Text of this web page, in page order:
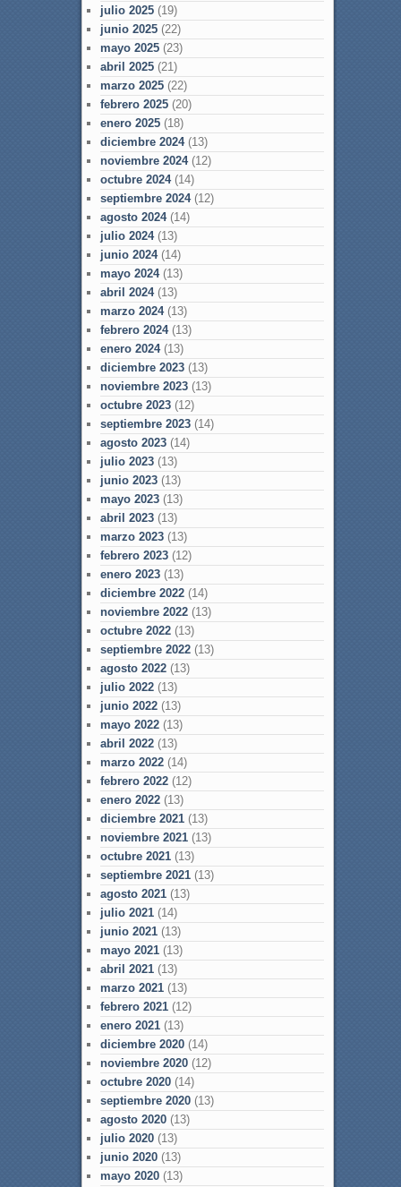
julio 2025(19)
junio 2025(22)
mayo 2025(23)
abril 2025(21)
marzo 2025(22)
febrero 2025(20)
enero 2025(18)
diciembre 2024(13)
noviembre 2024(12)
octubre 2024(14)
septiembre 2024(12)
agosto 2024(14)
julio 2024(13)
junio 2024(14)
mayo 2024(13)
abril 2024(13)
marzo 2024(13)
febrero 2024(13)
enero 2024(13)
diciembre 2023(13)
noviembre 2023(13)
octubre 2023(12)
septiembre 2023(14)
agosto 2023(14)
julio 2023(13)
junio 2023(13)
mayo 2023(13)
abril 2023(13)
marzo 2023(13)
febrero 2023(12)
enero 2023(13)
diciembre 2022(14)
noviembre 2022(13)
octubre 2022(13)
septiembre 2022(13)
agosto 2022(13)
julio 2022(13)
junio 2022(13)
mayo 2022(13)
abril 2022(13)
marzo 2022(14)
febrero 2022(12)
enero 2022(13)
diciembre 2021(13)
noviembre 2021(13)
octubre 2021(13)
septiembre 2021(13)
agosto 2021(13)
julio 2021(14)
junio 2021(13)
mayo 2021(13)
abril 2021(13)
marzo 2021(13)
febrero 2021(12)
enero 2021(13)
diciembre 2020(14)
noviembre 2020(12)
octubre 2020(14)
septiembre 2020(13)
agosto 2020(13)
julio 2020(13)
junio 2020(13)
mayo 2020(13)